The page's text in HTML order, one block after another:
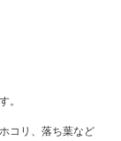
。
コリ、落ち葉など